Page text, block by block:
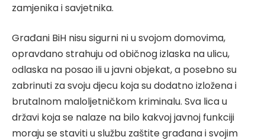
zamjenika i savjetnika.
Građani BiH nisu sigurni ni u svojom domovima,
opravdano strahuju od običnog izlaska na ulicu,
odlaska na posao ili u javni objekat, a posebno su
zabrinuti za svoju djecu koja su dodatno izložena i
brutalnom maloljetničkom kriminalu. Sva lica u
državi koja se nalaze na bilo kakvoj javnoj funkciji
moraju se staviti u službu zaštite građana i svojim